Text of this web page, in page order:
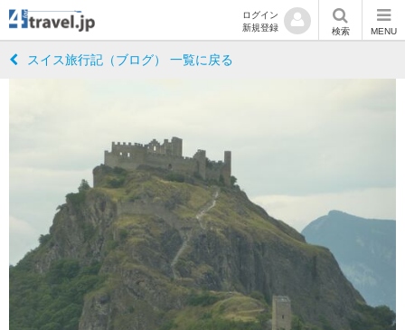
ログイン
新規登録
検索 MENU
スイス旅行記（ブログ） 一覧に戻る